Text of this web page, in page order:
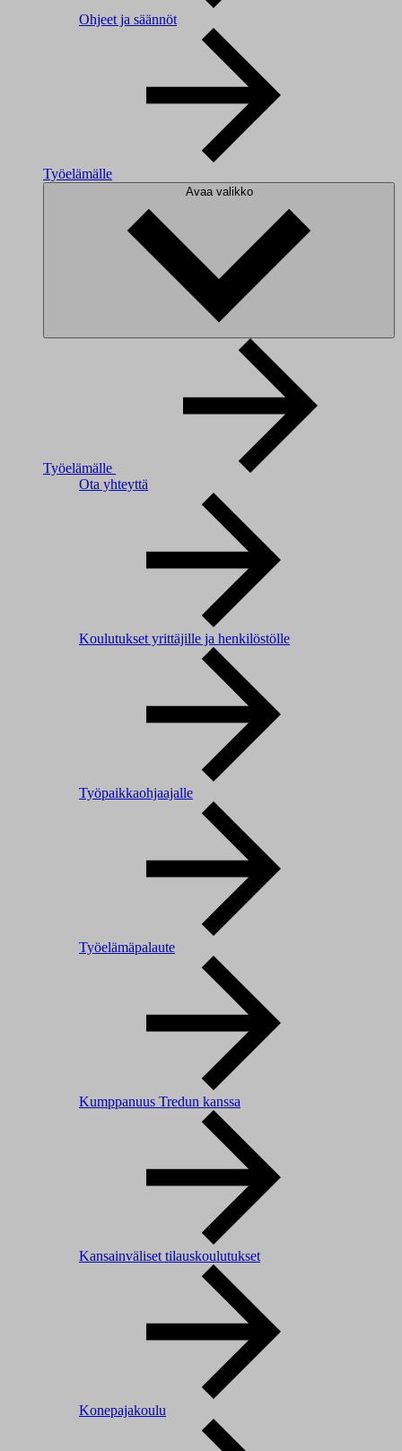
Ohjeet ja säännöt
Työelämälle
Avaa valikko
Työelämälle
Ota yhteyttä
Koulutukset yrittäjille ja henkilöstölle
Työpaikkaohjaajalle
Työelämäpalaute
Kumppanuus Tredun kanssa
Kansainväliset tilauskoulutukset
Konepajakoulu